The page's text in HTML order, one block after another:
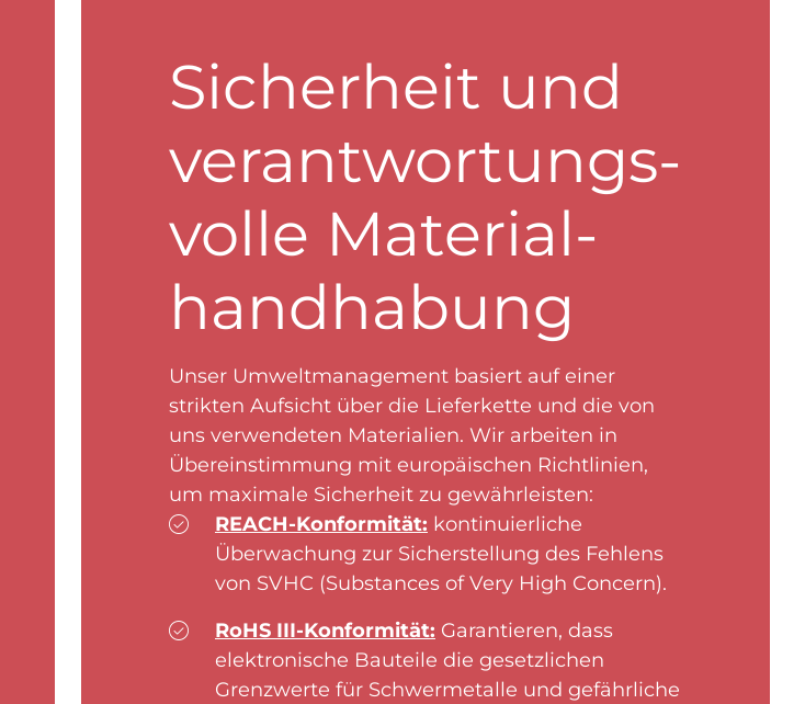
Sicherheit und
verantwortungs­
volle Material­
handhabung
Unser Umweltmanagement basiert auf einer
strikten Aufsicht über die Lieferkette und die von
uns verwendeten Materialien. Wir arbeiten in
Übereinstimmung mit europäischen Richtlinien,
um maximale Sicherheit zu gewährleisten:
REACH-Konformität: kontinuierliche
Überwachung zur Sicherstellung des Fehlens
von SVHC (Substances of Very High Concern).
RoHS III-Konformität: Garantieren, dass
elektronische Bauteile die gesetzlichen
Grenzwerte für Schwermetalle und gefährliche